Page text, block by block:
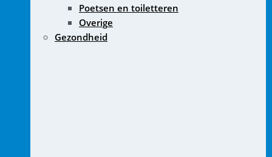
Poetsen en toiletteren
Overige
Gezondheid